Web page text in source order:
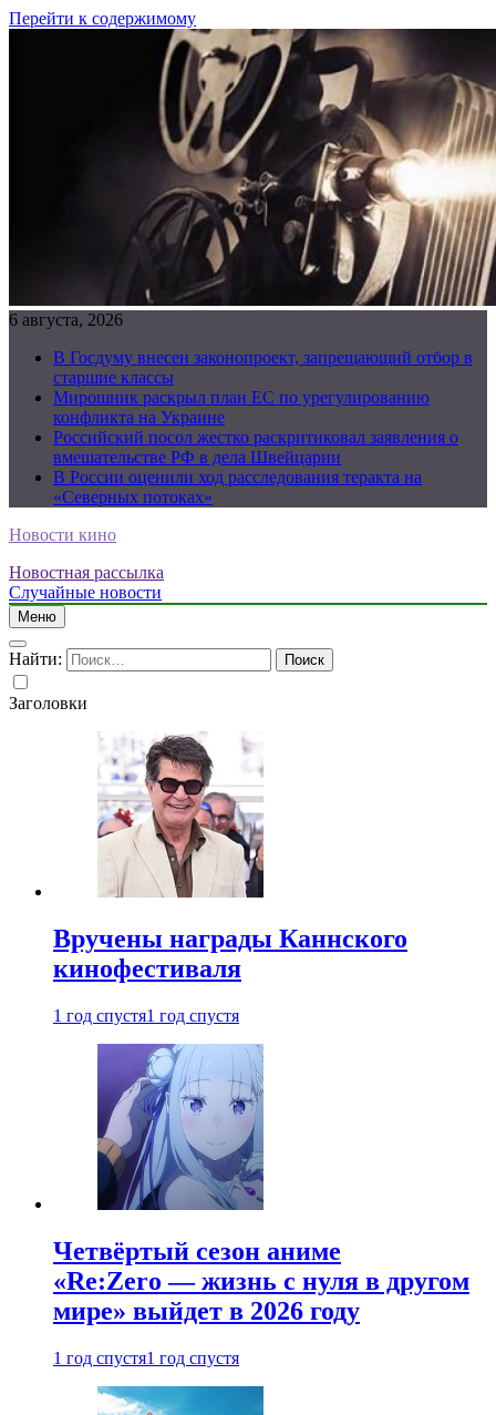
Перейти к содержимому
6 августа, 2026
В Госдуму внесен законопроект, запрещающий отбор в
старшие классы
Мирошник раскрыл план ЕС по урегулированию
конфликта на Украине
Российский посол жестко раскритиковал заявления о
вмешательстве РФ в дела Швейцарии
В России оценили ход расследования теракта на
«Северных потоках»
Новости кино
Новостная рассылка
Случайные новости
Меню
Найти:
Заголовки
Вручены награды Каннского
кинофестиваля
1 год спустя1 год спустя
Четвёртый сезон аниме
«Re:Zero — жизнь с нуля в другом
мире» выйдет в 2026 году
1 год спустя1 год спустя